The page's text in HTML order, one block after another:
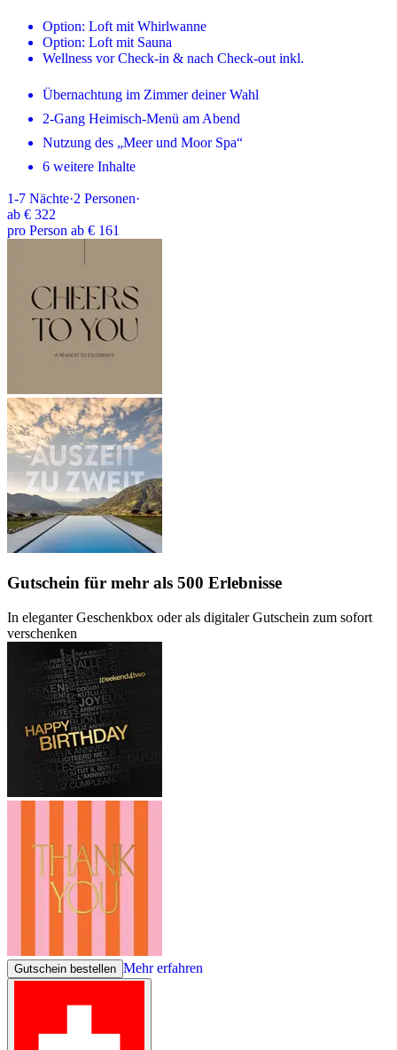
Option: Loft mit Whirlwanne
Option: Loft mit Sauna
Wellness vor Check-in & nach Check-out inkl.
Übernachtung im Zimmer deiner Wahl
2-Gang Heimisch-Menü am Abend
Nutzung des „Meer und Moor Spa“
6 weitere Inhalte
1-7 Nächte·2 Personen·
ab € 322
pro Person ab € 161
Gutschein für mehr als 500 Erlebnisse
In eleganter Geschenkbox oder als digitaler Gutschein zum sofort
verschenken
Gutschein bestellen Mehr erfahren